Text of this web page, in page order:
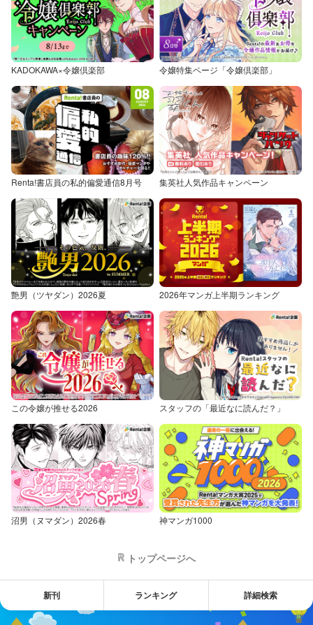
KADOKAWA×令嬢倶楽部 令嬢特集ページ「令嬢倶楽部」
Renta!書店員の私的偏愛通信8月号 集英社人気作品キャンペーン
艶男（ツヤダン）2026夏 2026年マンガ上半期ランキング
この令嬢が推せる2026 スタッフの「最近なに読んだ？」
沼男（ヌマダン）2026春 神マンガ1000
トップページへ
新刊 ランキング 詳細検索